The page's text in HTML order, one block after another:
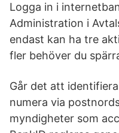
Logga in i
Administration i
endast kan ha tre
fler behöver du
Går det att
numera via
myndigheter som